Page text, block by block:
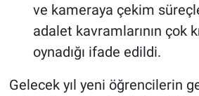
ve kameraya çekim
adalet kavramlarının çok
oynadığı ifade edildi.
Gelecek yıl yeni öğrencilerin